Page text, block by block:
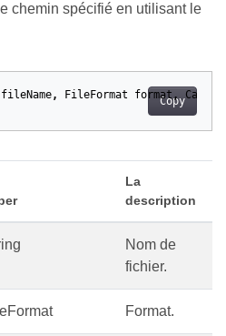
chemin spécifié en utilisant le
Copy
fileName, FileFormat format ,
La
description
Nom de
fichier.
Format.